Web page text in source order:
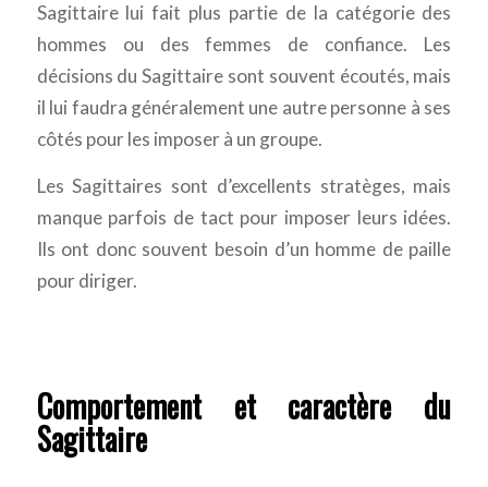
Sagittaire lui fait plus partie de la catégorie des
hommes ou des femmes de confiance. Les
décisions du Sagittaire sont souvent écoutés, mais
il lui faudra généralement une autre personne à ses
côtés pour les imposer à un groupe.
Les Sagittaires sont d’excellents stratèges, mais
manque parfois de tact pour imposer leurs idées.
Ils ont donc souvent besoin d’un homme de paille
pour diriger.
Comportement et caractère du
Sagittaire